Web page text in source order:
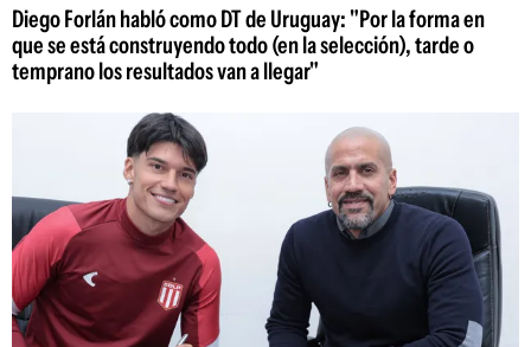
Diego Forlán habló como DT de Uruguay: "Por la forma en
que se está construyendo todo (en la selección), tarde o
temprano los resultados van a llegar"